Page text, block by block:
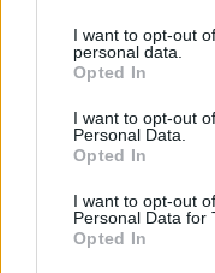
I want to opt-out
personal data.
Opted In
I want to opt-out
Personal Data.
Opted In
I want to opt-out
Personal Data for
Opted In
Ένα νέο κύμα
επηρεάσει την Ελλάδα
Newsroom 6 Μαΐου,